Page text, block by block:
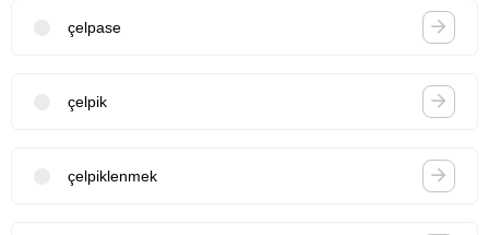
çelpase
çelpik
çelpiklenmek